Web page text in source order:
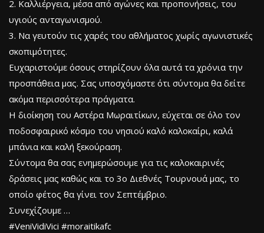
2. Καλλιέργεια, μέσα από αγώνες και προπονήσεις, του
υγιούς ανταγωνισμού.
3. Να γευτούν τις χαρές του αθλήματος χωρίς αγωνιστικές
σκοπιμότητες.
Ευχαριστούμε όσους στηρίζουν όλα αυτά τα χρόνια την
προσπάθεια μας. Σας υποσχόμαστε ότι σύντομα θα δείτε
ακόμα περισσότερα πράγματα.
Η διοίκηση του Αστέρα Μωραιτίκων, εύχεται σε όλο τον
ποδοσφαιρικό κόσμο του νησιού καλό καλοκαίρι, καλά
μπάνια και καλή ξεκούραση.
Σύντομα θα σας ενημερώσουμε για τις καλοκαιρινές
δράσεις μας καθώς και το 3ο Διεθνές Τουρνουά μας, το
οποίο φέτος θα γίνει τον Σεπτέμβριο.
Συνεχίζουμε …
#VeniVidiVici #moraitikafc